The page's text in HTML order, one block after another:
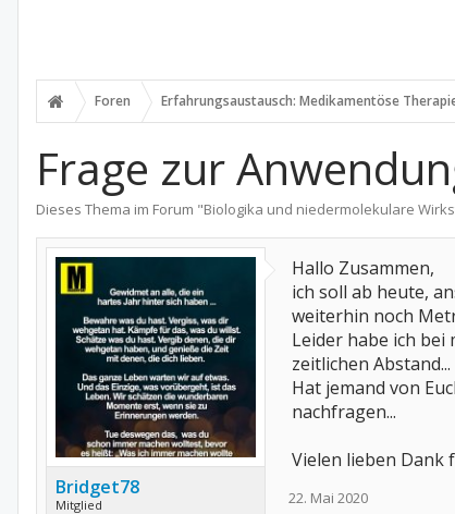
Foren Erfahrungsaustausch: Medikamentöse
Frage zur
Dieses Thema im Forum "Biologika und niedermolekulare
Bridget78
Mitglied
Hallo Zusammen,
ich soll ab heute,
weiterhin noch
Leider habe ich
zeitlichen Abstand...
Hat jemand von
nachfragen...
Vielen lieben Dank
22. Mai 2020